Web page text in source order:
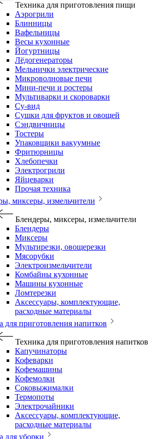
Техника для приготовления пищи
Аэрогрили
Блинницы
Вафельницы
Весы кухонные
Йогуртницы
Лёдогенераторы
Мельнички электрические
Микроволновые печи
Мини-печи и ростеры
Мультиварки и скороварки
Су-вид
Сушки для фруктов и овощей
Сэндвичницы
Тостеры
Упаковщики вакуумные
Фритюрницы
Хлебопечки
Электрогрили
Яйцеварки
Прочая техника
миксеры, измельчители
Блендеры, миксеры, измельчители
Блендеры
Миксеры
Мультирезки, овощерезки
Мясорубки
Электроизмельчители
Комбайны кухонные
Машины кухонные
Ломтерезки
Аксессуары, комплектующие,
расходные материалы
для приготовления напитков
Техника для приготовления напитков
Капучинаторы
Кофеварки
Кофемашины
Кофемолки
Соковыжималки
Термопоты
Электрочайники
Аксессуары, комплектующие,
расходные материалы
для уборки